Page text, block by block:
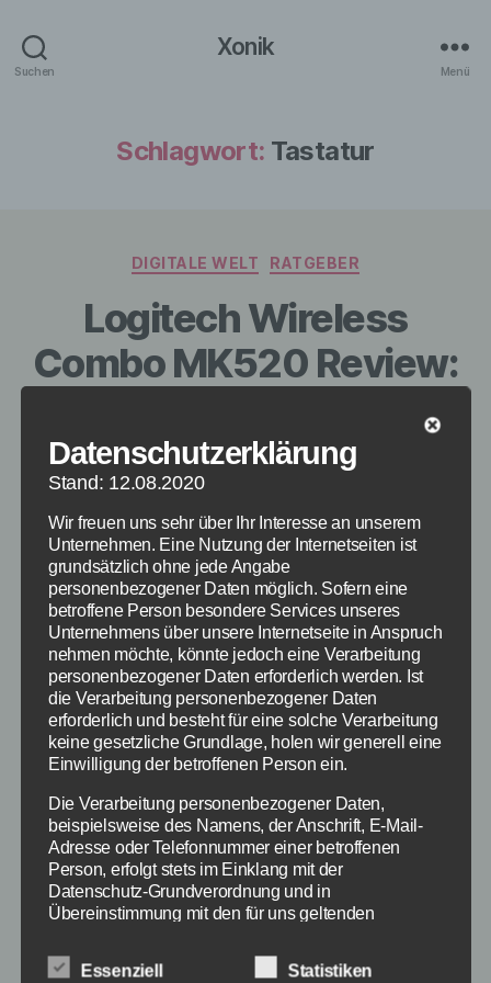
Suchen
Xonik
Menü
Schlagwort: Tastatur
Kategorien
DIGITALE WELT RATGEBER
Logitech Wireless
Combo MK520 Review:
Beitragsautor
VonPaul Stelzer Veröffentlichungsdatum
16. Februar 2015
Logitech Wireless Combo MK520 - Bildquelle:
Amazon
Datenschutzerklärung
Stand: 12.08.2020
Wir freuen uns sehr über Ihr Interesse an unserem
Unternehmen. Eine Nutzung der Internetseiten ist
grundsätzlich ohne jede Angabe
personenbezogener Daten möglich. Sofern eine
betroffene Person besondere Services unseres
Unternehmens über unsere Internetseite in Anspruch
nehmen möchte, könnte jedoch eine Verarbeitung
personenbezogener Daten erforderlich werden. Ist
die Verarbeitung personenbezogener Daten
erforderlich und besteht für eine solche Verarbeitung
keine gesetzliche Grundlage, holen wir generell eine
Einwilligung der betroffenen Person ein.
Die Verarbeitung personenbezogener Daten,
beispielsweise des Namens, der Anschrift, E-Mail-
Adresse oder Telefonnummer einer betroffenen
Person, erfolgt stets im Einklang mit der
Datenschutz-Grundverordnung und in
Übereinstimmung mit den für uns geltenden
Mittels dieser Datenschutzerklärung möchte unser
Essenziell Statistiken